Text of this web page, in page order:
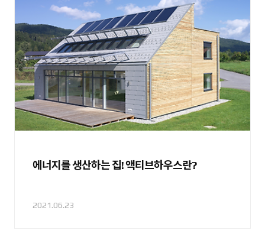
에너지를 생산하는 집! 액티브하우스란?
2021.06.23